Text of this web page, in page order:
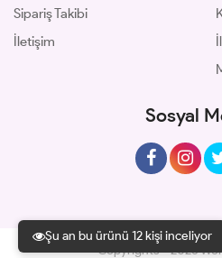
Şu an bu ürünü 12 kişi inceliyor
Sipariş Takibi
İletişim
Sosyal
Copyrights © 2026